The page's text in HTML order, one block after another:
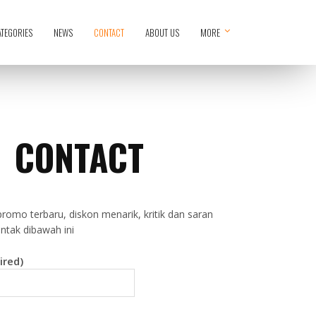
NEWS CONTACT ABOUT US MORE
CONTACT
terbaru, diskon menarik, kritik dan saran
dibawah ini